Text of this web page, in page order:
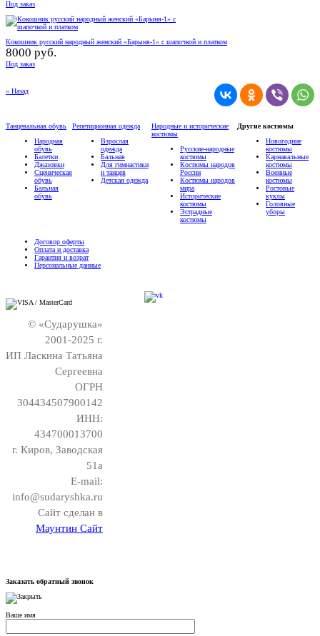
Под заказ
Кокошник русский народный женский «Барыня-1» с шапочкой и платком
8000 руб.
Под заказ
« Назад
Танцевальная обувь
Народная
обувь
Балетки
Джазовки
Сценическая
обувь
Бальная
обувь
Репетиционная одежда
Взрослая
одежда
Бальная
Для гимнастики
и танцев
Детская одежда
Народные и исторические
костюмы
Русские-народные
костюмы
Костюмы народов
России
Костюмы народов
мира
Исторические
костюмы
Эстрадные
костюмы
Другие костюмы
Новогодние
костюмы
Карнавальные
костюмы
Военные
костюмы
Ростовые
куклы
Головные
уборы
Договор оферты
Оплата и доставка
Гарантия и возрат
Персональные данные
© «Сударушка»
2001-2025 г.
ИП Ласкина Татьяна
Сергеевна
ОГРН
304434507900142
ИНН:
434700013700
г. Киров, Заводская
51а
E-mail:
info@sudaryshka.ru
Сайт сделан в
Маунтин Сайт
Заказать обратный звонок
Ваше имя